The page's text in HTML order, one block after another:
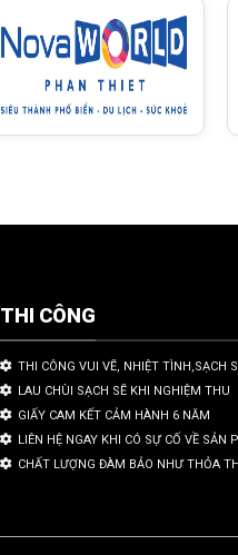
THI CÔNG
THI CÔNG VUI VẼ, NHIỆT TÌNH,SẠCH
LAU CHÙI SẠCH SẼ KHI NGHIỆM THU
GIẤY CAM KẾT CẢM HÀNH 6 NĂM
LIÊN HỆ NGAY KHI CÓ SỰ CỐ VỀ SẢN
CHẤT LƯỢNG ĐÀM BẢO NHƯ THỎA